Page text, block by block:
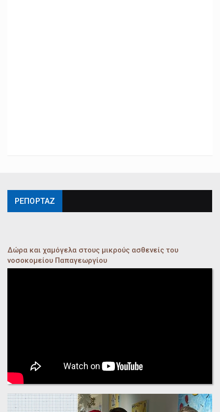
ΡΕΠΟΡΤΑΖ
Δώρα και χαμόγελα στους μικρούς ασθενείς του
νοσοκομείου Παπαγεωργίου